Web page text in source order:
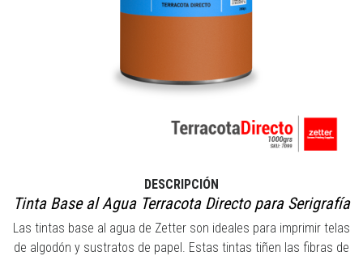
DESCRIPCIÓN
Tinta Base al Agua Terracota Directo para Serigrafía
Las tintas base al agua de Zetter son ideales para imprimir telas
de algodón y sustratos de papel. Estas tintas tiñen las fibras de